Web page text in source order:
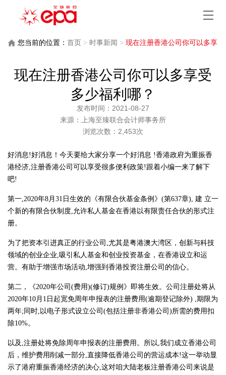
您当前的位置： 首页 > 时事新闻 > 现在注册香港公司你可以多享
受多少福利哪？
现在注册香港公司你可以多享受
多少福利哪？
发布时间：2021-08-27
来源：上海至臻联合会计师事务所
浏览次数：2,453次
好消息!好消息！今天要给大家分享一个好消息 !香港政府为重振香
港经济,注册香港公司可以享受很多便利政策!跟着小编一来了解下
吧!
第一,2020年8月31日生效的《有限合伙基金条例》(第637章), 建 立一
个新的有限合伙制度,允许私人基金在香港以有限责任合伙的形式注
册。
为了把资本引进真正的行业公司,尤其是粤港澳大湾区，创新与科技
领域的创业企业,吸引私人基金和创业投资基金，在香港设立和运
营。有助于增强市场活动,增强到香港投资注册公司的信心。
第二，《2020年公司(费用)(修订)规例》即将生效。公司注册处将从
2020年10月1日起宽免周年申报表的注册费用(逾期登记除外) ,期限为
两年;同时,以电子形式设立公司(包括注册非香港公司)所需的费用扣
除10%。
以及,注册处将免除周年申报表的注册费用。所以,我们成立香港公司
后，维护费用削减一部分,直接降低香港公司的营运成本!这一举动显
示了港府重振香港经济的决心,这对咱大陆老板注册香港公司来说是